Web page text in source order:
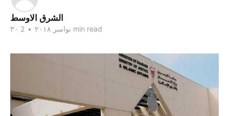
الشرق الاوسط
۳۰ نوامبر ۲۰۱۸ • 2 min read